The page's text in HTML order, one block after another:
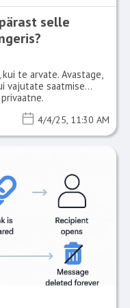
selle
te arvate. Avastage,
vajutate saatmise
4/4/25, 11:30 AM